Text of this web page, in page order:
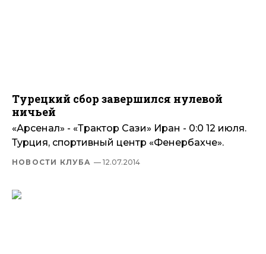
Турецкий сбор завершился нулевой
ничьей
«Арсенал» - «Трактор Сази» Иран - 0:0 12 июля.
Турция, спортивный центр «Фенербахче».
НОВОСТИ КЛУБА — 12.07.2014